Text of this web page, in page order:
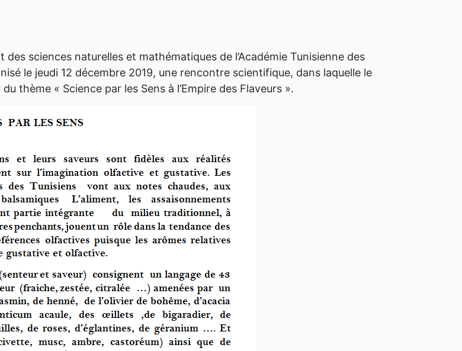
sciences naturelles et mathématiques de l’Académie Tunisienne des
le jeudi 12 décembre 2019, une rencontre scientifique, dans laquelle le
thème « Science par les Sens à l’Empire des Flaveurs ».